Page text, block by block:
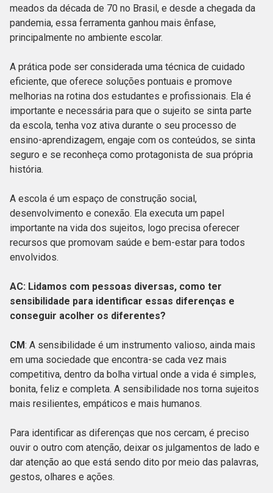
meados da década de 70 no Brasil, e desde a chegada da
pandemia, essa ferramenta ganhou mais ênfase,
principalmente no ambiente escolar.
A prática pode ser considerada uma técnica de cuidado
eficiente, que oferece soluções pontuais e promove
melhorias na rotina dos estudantes e profissionais. Ela é
importante e necessária para que o sujeito se sinta parte
da escola, tenha voz ativa durante o seu processo de
ensino-aprendizagem, engaje com os conteúdos, se sinta
seguro e se reconheça como protagonista de sua própria
história.
A escola é um espaço de construção social,
desenvolvimento e conexão. Ela executa um papel
importante na vida dos sujeitos, logo precisa oferecer
recursos que promovam saúde e bem-estar para todos
envolvidos.
AC: Lidamos com pessoas diversas, como ter
sensibilidade para identificar essas diferenças e
conseguir acolher os diferentes?
CM: A sensibilidade é um instrumento valioso, ainda mais
em uma sociedade que encontra-se cada vez mais
competitiva, dentro da bolha virtual onde a vida é simples,
bonita, feliz e completa. A sensibilidade nos torna sujeitos
mais resilientes, empáticos e mais humanos.
Para identificar as diferenças que nos cercam, é preciso
ouvir o outro com atenção, deixar os julgamentos de lado e
dar atenção ao que está sendo dito por meio das palavras,
gestos, olhares e ações.